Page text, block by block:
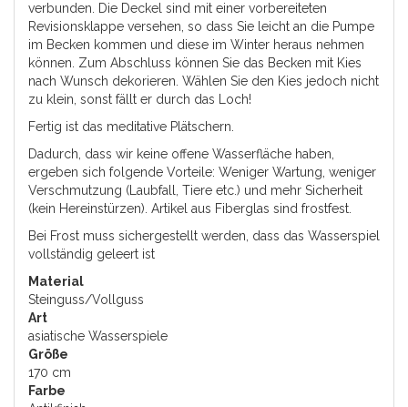
verbunden. Die Deckel sind mit einer vorbereiteten
Revisionsklappe versehen, so dass Sie leicht an die Pumpe
im Becken kommen und diese im Winter heraus nehmen
können. Zum Abschluss können Sie das Becken mit Kies
nach Wunsch dekorieren. Wählen Sie den Kies jedoch nicht
zu klein, sonst fällt er durch das Loch!
Fertig ist das meditative Plätschern.
Dadurch, dass wir keine offene Wasserfläche haben,
ergeben sich folgende Vorteile: Weniger Wartung, weniger
Verschmutzung (Laubfall, Tiere etc.) und mehr Sicherheit
(kein Hereinstürzen). Artikel aus Fiberglas sind frostfest.
Bei Frost muss sichergestellt werden, dass das Wasserspiel
vollständig geleert ist
Material
Steinguss/Vollguss
Art
asiatische Wasserspiele
Größe
170 cm
Farbe